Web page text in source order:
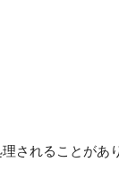
されることがあ